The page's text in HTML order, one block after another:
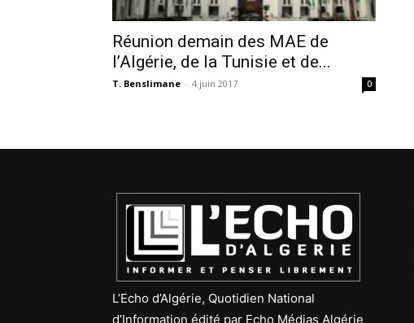
Réunion demain des MAE de
l’Algérie, de la Tunisie et de...
T. Benslimane - 4 juin 2017 0
L’Echo d’Algérie, Quotidien National
d’Information édité par Echo Médias Algérie